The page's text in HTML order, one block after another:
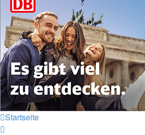
Startseite